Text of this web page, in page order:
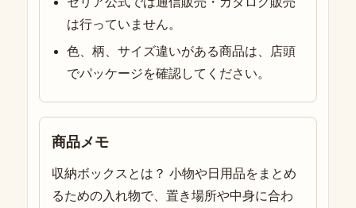
は行っていません。
色、柄、サイズ違いがある商品は、店頭
でパッケージを確認してください。
商品メモ
収納ボックスとは？ 小物や日用品をまとめ
るための入れ物で、置き場所や中身に合わ